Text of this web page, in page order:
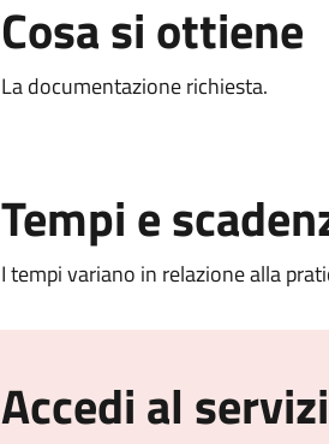
Cosa si ottiene
La documentazione richiesta.
Tempi e
I tempi variano in relazione alla
Accedi al